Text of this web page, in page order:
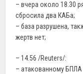
– вчера около 18.30
сбросила два КАБа;
– база разрушена,
жертв нет;
– 14.56 /Reuters/:
– атакованному БПЛА